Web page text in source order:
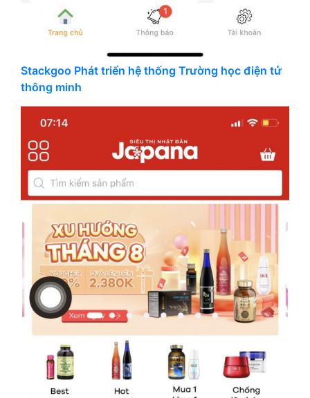
Stackgoo Phát triển hệ thống Trường học điện tử
thông minh